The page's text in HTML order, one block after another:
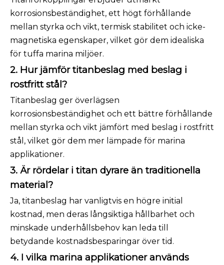
korrosionsbeständighet, ett högt förhållande
mellan styrka och vikt, termisk stabilitet och icke-
magnetiska egenskaper, vilket gör dem idealiska
för tuffa marina miljöer.
2. Hur jämför titanbeslag med beslag i
rostfritt stål?
Titanbeslag ger överlägsen
korrosionsbeständighet och ett bättre förhållande
mellan styrka och vikt jämfört med beslag i rostfritt
stål, vilket gör dem mer lämpade för marina
applikationer.
3. Är rördelar i titan dyrare än traditionella
material?
Ja, titanbeslag har vanligtvis en högre initial
kostnad, men deras långsiktiga hållbarhet och
minskade underhållsbehov kan leda till
betydande kostnadsbesparingar över tid.
4. I vilka marina applikationer används